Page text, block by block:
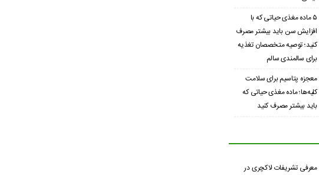
۵ ماده مغذی حیاتی که با
افزایش سن باید بیشتر مصرف
کنید؛ توصیه متخصصان تغذیه
برای سالمندی سالم
معجزه پتاسیم برای سلامت
کلیه‌ها؛ ماده مغذی حیاتی که
باید بیشتر مصرف کنید
معرفی تشریفات لاکچری در